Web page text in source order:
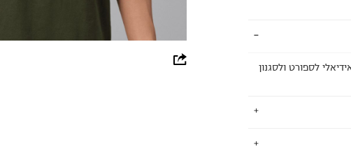
לספורט ולסגנון